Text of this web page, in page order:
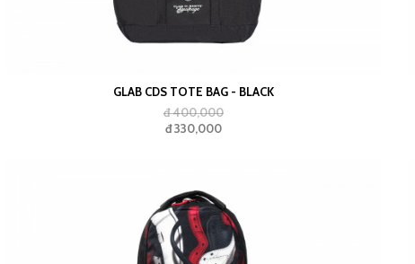
GLAB CDS TOTE BAG - BLACK
đ 400,000
đ 330,000